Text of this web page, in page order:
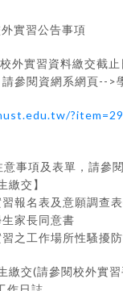
實習公告事項
外實習資料繳交截
請參閱資網系網頁--
事項及表單，請參
繳交】
報名表及意願調查
家長同意書
之工作場所性騷擾
繳交(請參閱校外實習